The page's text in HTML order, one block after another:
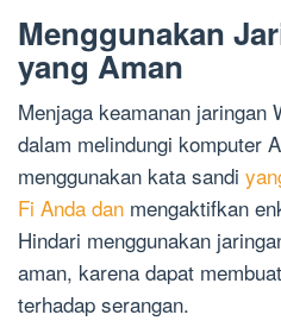
Menggunakan
yang Aman
Menjaga keamanan jaringan
dalam melindungi komputer
menggunakan kata sandi
Fi Anda dan mengaktifkan
Hindari menggunakan
aman, karena dapat
terhadap serangan.